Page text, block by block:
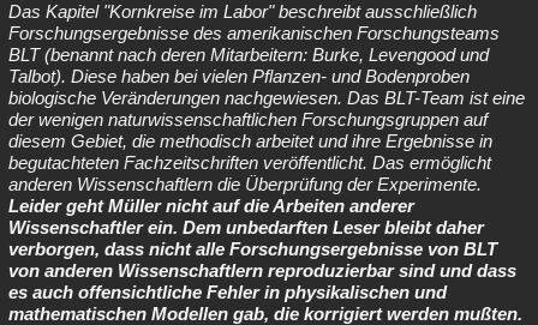
Das Kapitel "Kornkreise im Labor" beschreibt ausschließlich
Forschungsergebnisse des amerikanischen Forschungsteams
BLT (benannt nach deren Mitarbeitern: Burke, Levengood und
Talbot). Diese haben bei vielen Pflanzen- und Bodenproben
biologische Veränderungen nachgewiesen. Das BLT-Team ist eine
der wenigen naturwissenschaftlichen Forschungsgruppen auf
diesem Gebiet, die methodisch arbeitet und ihre Ergebnisse in
begutachteten Fachzeitschriften veröffentlicht. Das ermöglicht
anderen Wissenschaftlern die Überprüfung der Experimente.
Leider geht Müller nicht auf die Arbeiten anderer
Wissenschaftler ein. Dem unbedarften Leser bleibt daher
verborgen, dass nicht alle Forschungsergebnisse von BLT
von anderen Wissenschaftlern reproduzierbar sind und dass
es auch offensichtliche Fehler in physikalischen und
mathematischen Modellen gab, die korrigiert werden mußten.